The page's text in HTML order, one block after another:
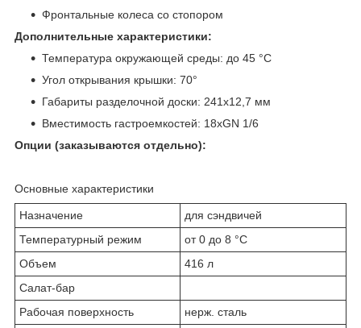
Фронтальные колеса со стопором
Дополнительные характеристики:
Температура окружающей среды: до 45 °С
Угол открывания крышки: 70°
Габариты разделочной доски: 241х12,7 мм
Вместимость гастроемкостей: 18хGN 1/6
Опции (заказываются отдельно):
Основные характеристики
Назначение
для сэндвичей
Температурный режим
от 0 до 8 °С
Объем
416 л
Салат-бар
Рабочая поверхность
нерж. сталь